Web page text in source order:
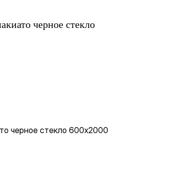
черное стекло
черное стекло 600х2000